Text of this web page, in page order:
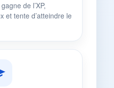
de l’XP,
et tente d’atteindre le